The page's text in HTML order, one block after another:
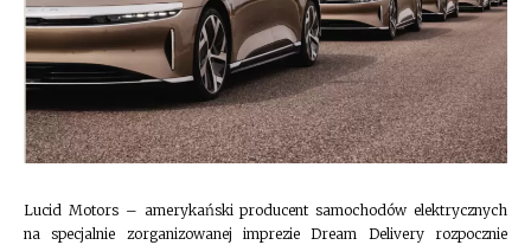
Lucid Motors – amerykański producent samochodów elektrycznych
na specjalnie zorganizowanej imprezie Dream Delivery rozpocznie